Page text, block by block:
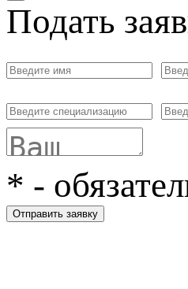
Подать
* -
Отправить заявку